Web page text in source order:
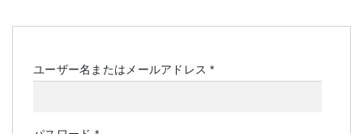
ユーザー名またはメールアドレス*必